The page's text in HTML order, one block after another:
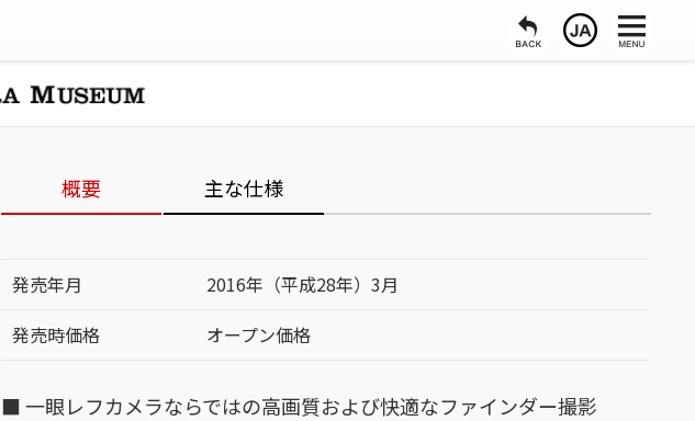
概要 主な仕様
発売年月
2016年（平成28年）3月
発売時価格
オープン価格
■ 一眼レフカメラならではの高画質および快適なファインダー撮影